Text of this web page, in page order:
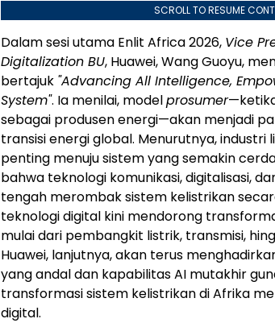
SCROLL TO RESUME
Dalam sesi utama Enlit Africa 2026, Vice
Digitalization BU, Huawei, Wang Guoyu,
bertajuk "Advancing All Intelligence,
System". Ia menilai, modelprosumer
sebagai produsen energi—akan menjadi
transisi energi global. Menurutnya, industri
penting menuju sistem yang semakin
bahwa teknologi komunikasi, digitalisasi,
tengah merombak sistem kelistrikan
teknologi digital kini mendorong
mulai dari pembangkit listrik, transmisi,
Huawei, lanjutnya, akan terus
yang andal dan kapabilitas AI mutakhir
transformasi sistem kelistrikan di Afrika
digital.